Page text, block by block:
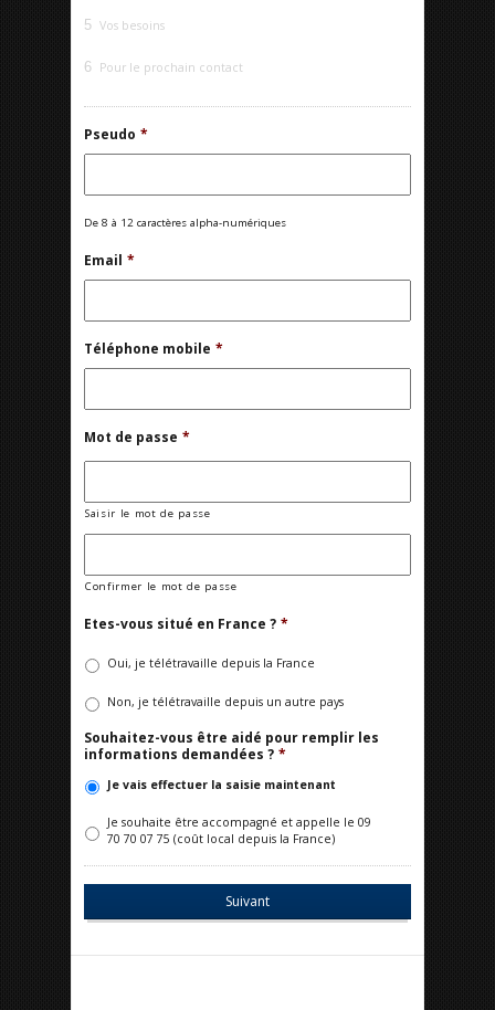
5 Vos besoins
6 Pour le prochain contact
Pseudo *
De 8 à 12 caractères alpha-numériques
Email *
Téléphone mobile *
Mot de passe *
Saisir le mot de passe
Confirmer le mot de passe
Etes-vous situé en France ? *
Oui, je télétravaille depuis la France
Non, je télétravaille depuis un autre pays
Souhaitez-vous être aidé pour remplir les
informations demandées ? *
Je vais effectuer la saisie maintenant
Je souhaite être accompagné et appelle le 09
70 70 07 75 (coût local depuis la France)